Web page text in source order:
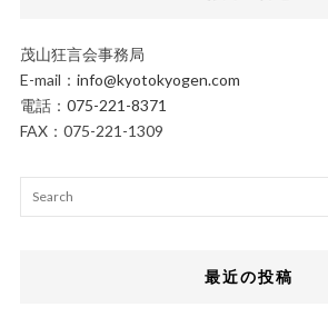
茂山狂言会事務局
E-mail： info@kyotokyogen.com
電話： 075-221-8371
FAX：075-221-1309
最近の投稿